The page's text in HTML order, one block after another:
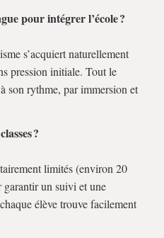
pour intégrer l’école ?
s’acquiert naturellement
pression initiale. Tout le
son rythme, par immersion et
?
limités (environ 20
garantir un suivi et une
élève trouve facilement